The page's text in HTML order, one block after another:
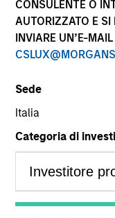
CONSULENTE O
AUTORIZZATO E
INVIARE UN’E-
Sede
Italia
Categoria di
comprendono le
all’emissione e al
alle performance e
Stanley Investment
Rendimenti nell’anno
*Devise de